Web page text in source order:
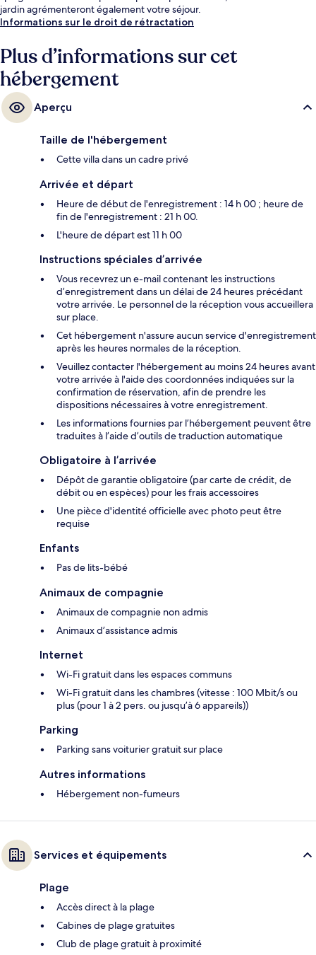
jardin agrémenteront également votre séjour.
Informations sur le droit de rétractation
Plus d’informations sur cet
hébergement
Aperçu
Taille de l'hébergement
Cette villa dans un cadre privé
Arrivée et départ
Heure de début de l'enregistrement : 14 h 00 ; heure de
fin de l'enregistrement : 21 h 00.
L'heure de départ est 11 h 00
Instructions spéciales d’arrivée
Vous recevrez un e-mail contenant les instructions
d’enregistrement dans un délai de 24 heures précédant
votre arrivée. Le personnel de la réception vous accueillera
sur place.
Cet hébergement n'assure aucun service d'enregistrement
après les heures normales de la réception.
Veuillez contacter l'hébergement au moins 24 heures avant
votre arrivée à l'aide des coordonnées indiquées sur la
confirmation de réservation, afin de prendre les
dispositions nécessaires à votre enregistrement.
Les informations fournies par l’hébergement peuvent être
traduites à l’aide d’outils de traduction automatique
Obligatoire à l’arrivée
Dépôt de garantie obligatoire (par carte de crédit, de
débit ou en espèces) pour les frais accessoires
Une pièce d'identité officielle avec photo peut être
requise
Enfants
Pas de lits-bébé
Animaux de compagnie
Animaux de compagnie non admis
Animaux d’assistance admis
Internet
Wi-Fi gratuit dans les espaces communs
Wi-Fi gratuit dans les chambres (vitesse : 100 Mbit/s ou
plus (pour 1 à 2 pers. ou jusqu’à 6 appareils))
Parking
Parking sans voiturier gratuit sur place
Autres informations
Hébergement non-fumeurs
Services et équipements
Plage
Accès direct à la plage
Cabines de plage gratuites
Club de plage gratuit à proximité